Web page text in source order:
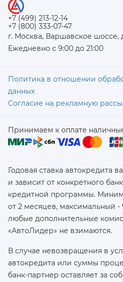
+7 (499) 213-12-14
+7 (800) 333-07-47
г. Москва, Варшавское шоссе, д.
Ежедневно с 9:00 до 21:00
Политика в отношении
данных
Согласие на рекламную
Принимаем к оплате
Годовая ставка автокредита
и зависит от конкретного
кредитной программы.
от 2 месяцев, максимальный
любые дополнительные
«АвтоЛидер» не взимаются.
В случае невозвращения в
автокредита или суммы
банк-партнер оставляет за